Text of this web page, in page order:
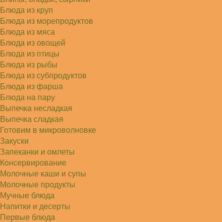
Блюда из круп
Блюда из морепродуктов
Блюда из мяса
Блюда из овощей
Блюда из птицы
Блюда из рыбы
Блюда из субпродуктов
Блюда из фарша
Блюда на пару
Выпечка несладкая
Выпечка сладкая
Готовим в микроволновке
Закуски
Запеканки и омлеты
Консервирование
Молочные каши и супы
Молочные продукты
Мучные блюда
Напитки и десерты
Первые блюда